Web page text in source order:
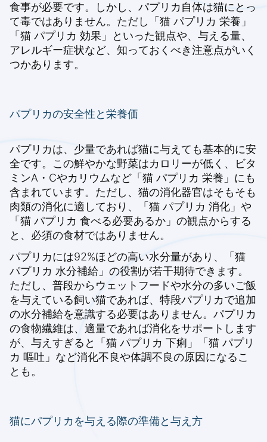
食事が必要です。しかし、パプリカ自体は猫にとっ
て毒ではありません。ただし「猫 パプリカ 栄養」
「猫 パプリカ 効果」といった観点や、与える量、
アレルギー症状など、知っておくべき注意点がいく
つかあります。
パプリカの安全性と栄養価
パプリカは、少量であれば猫に与えても基本的に安
全です。この鮮やかな野菜はカロリーが低く、ビタ
ミンA・Cやカリウムなど「猫 パプリカ 栄養」にも
含まれています。ただし、猫の消化器官はそもそも
肉類の消化に適しており、「猫 パプリカ 消化」や
「猫 パプリカ 食べる必要あるか」の観点からする
と、必須の食材ではありません。
パプリカには92%ほどの高い水分量があり、「猫
パプリカ 水分補給」の役割が若干期待できます。
ただし、普段からウェットフードや水分の多いご飯
を与えている飼い猫であれば、特段パプリカで追加
の水分補給を意識する必要はありません。パプリカ
の食物繊維は、適量であれば消化をサポートします
が、与えすぎると「猫 パプリカ 下痢」「猫 パプリ
カ 嘔吐」など消化不良や体調不良の原因になるこ
とも。
猫にパプリカを与える際の準備と与え方